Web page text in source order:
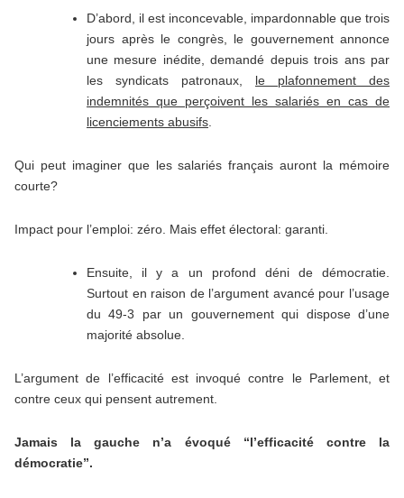
D’abord, il est inconcevable, impardonnable que trois
jours après le congrès, le gouvernement annonce
une mesure inédite, demandé depuis trois ans par
les syndicats patronaux, le plafonnement des
indemnités que perçoivent les salariés en cas de
licenciements abusifs
Qui peut imaginer que les salariés français auront la mémoire
courte?
Impact pour l’emploi: zéro. Mais effet électoral: garanti.
Ensuite, il y a un profond déni de démocratie.
Surtout en raison de l’argument avancé pour l’usage
du 49-3 par un gouvernement qui dispose d’une
majorité absolue.
L’argument de l’efficacité est invoqué contre le Parlement, et
contre ceux qui pensent autrement.
Jamais la gauche n’a évoqué “l’efficacité contre la
démocratie”.